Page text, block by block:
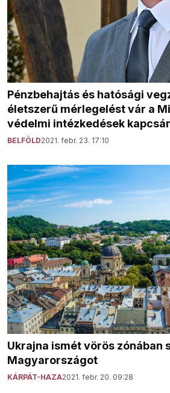
Pénzbehajtás és hatósági
életszerű mérlegelést vár a
védelmi intézkedések
BELFÖLD2021. febr. 23. 17:10
Ukrajna ismét vörös zónában
Magyarországot
KÁRPÁT-HAZA2021. febr. 20. 09:28